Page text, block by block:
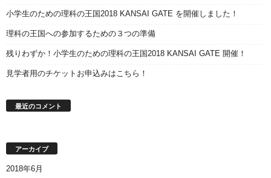
小学生のための理科の王国2018 KANSAI GATE を開催しました！
理科の王国への参加するための３つの準備
残りわずか！小学生のための理科の王国2018 KANSAI GATE 開催！
見学者用のチケットお申込みはこちら！
最近のコメント
アーカイブ
2018年6月